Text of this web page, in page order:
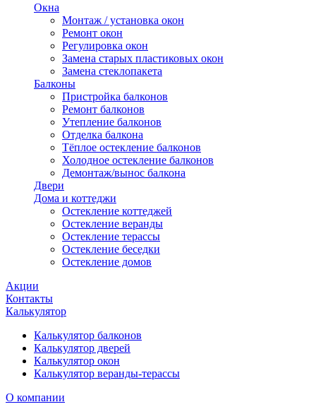
Окна
Монтаж / установка окон
Ремонт окон
Регулировка окон
Замена старых пластиковых окон
Замена стеклопакета
Балконы
Пристройка балконов
Ремонт балконов
Утепление балконов
Отделка балкона
Тёплое остекление балконов
Холодное остекление балконов
Демонтаж/вынос балкона
Двери
Дома и коттеджи
Остекление коттеджей
Остекление веранды
Остекление терассы
Остекление беседки
Остекление домов
Акции
Контакты
Калькулятор
Калькулятор балконов
Калькулятор дверей
Калькулятор окон
Калькулятор веранды-терассы
О компании